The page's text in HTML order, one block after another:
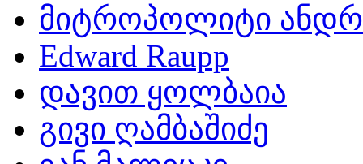
მიტროპოლიტი
Edward Raupp
დავით ყოლბაია
გივი ღამბაშიძე